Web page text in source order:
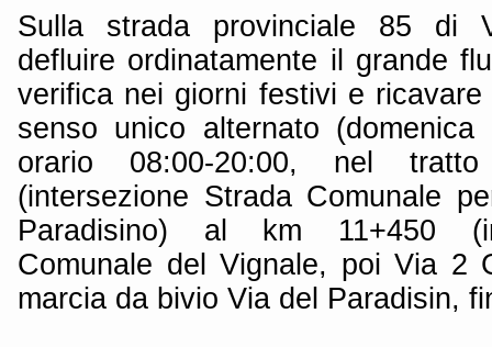
Sulla strada provinciale 85 di
defluire ordinatamente il grande
verifica nei giorni festivi e ricavare
senso unico alternato
orario 08:00-20:00, nel
(intersezione Strada Comunale
Paradisino) al km 11+450
Comunale del Vignale, poi Via 2
marcia da bivio Via del Paradisin,